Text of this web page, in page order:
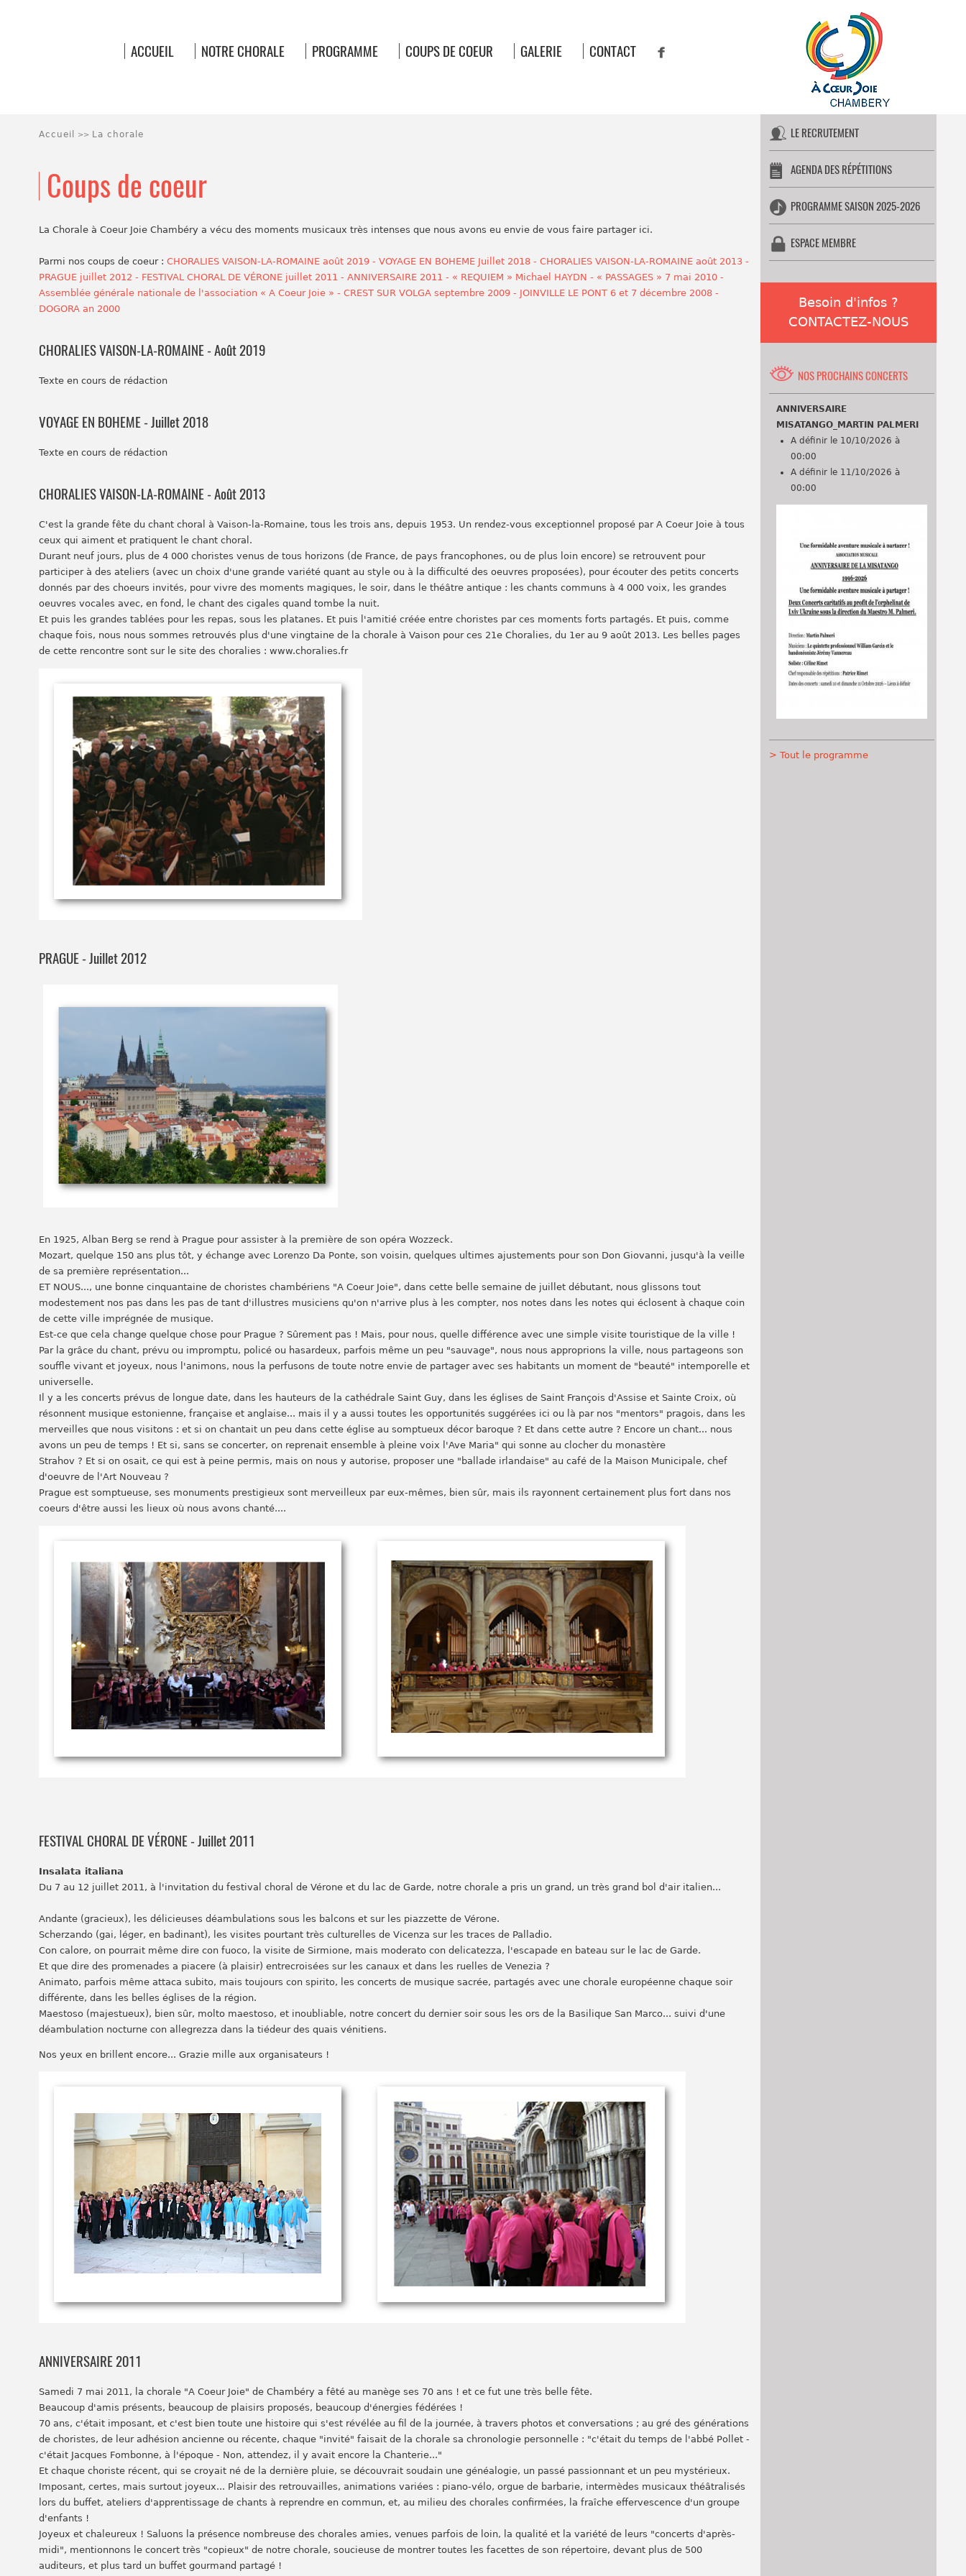
ACCUEIL NOTRE CHORALE PROGRAMME COUPS DE COEUR GALERIE CONTACT
Accueil >> La chorale
Coups de coeur
La Chorale à Coeur Joie Chambéry a vécu des moments musicaux très intenses que nous avons eu envie de vous faire partager ici.
Parmi nos coups de coeur :CHORALIES VAISON-LA-ROMAINE août 2019 - VOYAGE EN BOHEME Juillet 2018 - CHORALIES VAISON-LA-ROMAINE août 2013 -
PRAGUE juillet 2012 - FESTIVAL CHORAL DE VÉRONE juillet 2011 - ANNIVERSAIRE 2011 - « REQUIEM » Michael HAYDN - « PASSAGES » 7 mai 2010 -
Assemblée générale nationale de l'association « A Coeur Joie » - CREST SUR VOLGA septembre 2009 - JOINVILLE LE PONT 6 et 7 décembre 2008 -
DOGORA an 2000
CHORALIES VAISON-LA-ROMAINE - Août 2019
Texte en cours de rédaction
VOYAGE EN BOHEME - Juillet 2018
Texte en cours de rédaction
CHORALIES VAISON-LA-ROMAINE - Août 2013
C'est la grande fête du chant choral à Vaison-la-Romaine, tous les trois ans, depuis 1953. Un rendez-vous exceptionnel proposé par A Coeur Joie à tous
ceux qui aiment et pratiquent le chant choral.
Durant neuf jours, plus de 4 000 choristes venus de tous horizons (de France, de pays francophones, ou de plus loin encore) se retrouvent pour
participer à des ateliers (avec un choix d'une grande variété quant au style ou à la difficulté des oeuvres proposées), pour écouter des petits concerts
donnés par des choeurs invités, pour vivre des moments magiques, le soir, dans le théâtre antique : les chants communs à 4 000 voix, les grandes
oeuvres vocales avec, en fond, le chant des cigales quand tombe la nuit.
Et puis les grandes tablées pour les repas, sous les platanes. Et puis l'amitié créée entre choristes par ces moments forts partagés. Et puis, comme
chaque fois, nous nous sommes retrouvés plus d'une vingtaine de la chorale à Vaison pour ces 21e Choralies, du 1er au 9 août 2013. Les belles pages
de cette rencontre sont sur le site des choralies : www.choralies.fr
PRAGUE - Juillet 2012
En 1925, Alban Berg se rend à Prague pour assister à la première de son opéra Wozzeck.
Mozart, quelque 150 ans plus tôt, y échange avec Lorenzo Da Ponte, son voisin, quelques ultimes ajustements pour son Don Giovanni, jusqu'à la veille
de sa première représentation...
ET NOUS..., une bonne cinquantaine de choristes chambériens "A Coeur Joie", dans cette belle semaine de juillet débutant, nous glissons tout
modestement nos pas dans les pas de tant d'illustres musiciens qu'on n'arrive plus à les compter, nos notes dans les notes qui éclosent à chaque coin
de cette ville imprégnée de musique.
Est-ce que cela change quelque chose pour Prague ? Sûrement pas ! Mais, pour nous, quelle différence avec une simple visite touristique de la ville !
Par la grâce du chant, prévu ou impromptu, policé ou hasardeux, parfois même un peu "sauvage", nous nous approprions la ville, nous partageons son
souffle vivant et joyeux, nous l'animons, nous la perfusons de toute notre envie de partager avec ses habitants un moment de "beauté" intemporelle et
universelle.
Il y a les concerts prévus de longue date, dans les hauteurs de la cathédrale Saint Guy, dans les églises de Saint François d'Assise et Sainte Croix, où
résonnent musique estonienne, française et anglaise... mais il y a aussi toutes les opportunités suggérées ici ou là par nos "mentors" pragois, dans les
merveilles que nous visitons : et si on chantait un peu dans cette église au somptueux décor baroque ? Et dans cette autre ? Encore un chant... nous
avons un peu de temps ! Et si, sans se concerter, on reprenait ensemble à pleine voix l'Ave Maria" qui sonne au clocher du monastère
Strahov ? Et si on osait, ce qui est à peine permis, mais on nous y autorise, proposer une "ballade irlandaise" au café de la Maison Municipale, chef
d'oeuvre de l'Art Nouveau ?
Prague est somptueuse, ses monuments prestigieux sont merveilleux par eux-mêmes, bien sûr, mais ils rayonnent certainement plus fort dans nos
coeurs d'être aussi les lieux où nous avons chanté....
FESTIVAL CHORAL DE VÉRONE - Juillet 2011
Insalata italiana
Du 7 au 12 juillet 2011, à l'invitation du festival choral de Vérone et du lac de Garde, notre chorale a pris un grand, un très grand bol d'air italien...
Andante (gracieux), les délicieuses déambulations sous les balcons et sur les piazzette de Vérone.
Scherzando (gai, léger, en badinant), les visites pourtant très culturelles de Vicenza sur les traces de Palladio.
Con calore, on pourrait même dire con fuoco, la visite de Sirmione, mais moderato con delicatezza, l'escapade en bateau sur le lac de Garde.
Et que dire des promenades a piacere (à plaisir) entrecroisées sur les canaux et dans les ruelles de Venezia ?
Animato, parfois même attaca subito, mais toujours con spirito, les concerts de musique sacrée, partagés avec une chorale européenne chaque soir
différente, dans les belles églises de la région.
Maestoso (majestueux), bien sûr, molto maestoso, et inoubliable, notre concert du dernier soir sous les ors de la Basilique San Marco... suivi d'une
déambulation nocturne con allegrezza dans la tiédeur des quais vénitiens.
Nos yeux en brillent encore... Grazie mille aux organisateurs !
ANNIVERSAIRE 2011
Samedi 7 mai 2011, la chorale "A Coeur Joie" de Chambéry a fêté au manège ses 70 ans ! et ce fut une très belle fête.
Beaucoup d'amis présents, beaucoup de plaisirs proposés, beaucoup d'énergies fédérées !
70 ans, c'était imposant, et c'est bien toute une histoire qui s'est révélée au fil de la journée, à travers photos et conversations ; au gré des générations
de choristes, de leur adhésion ancienne ou récente, chaque "invité" faisait de la chorale sa chronologie personnelle : "c'était du temps de l'abbé Pollet -
c'était Jacques Fombonne, à l'époque - Non, attendez, il y avait encore la Chanterie..."
Et chaque choriste récent, qui se croyait né de la dernière pluie, se découvrait soudain une généalogie, un passé passionnant et un peu mystérieux.
Imposant, certes, mais surtout joyeux... Plaisir des retrouvailles, animations variées : piano-vélo, orgue de barbarie, intermèdes musicaux théâtralisés
lors du buffet, ateliers d'apprentissage de chants à reprendre en commun, et, au milieu des chorales confirmées, la fraîche effervescence d'un groupe
d'enfants !
Joyeux et chaleureux ! Saluons la présence nombreuse des chorales amies, venues parfois de loin, la qualité et la variété de leurs "concerts d'après-
midi", mentionnons le concert très "copieux" de notre chorale, soucieuse de montrer toutes les facettes de son répertoire, devant plus de 500
auditeurs, et plus tard un buffet gourmand partagé !
LE RECRUTEMENT
AGENDA DES RÉPÉTITIONS
PROGRAMME SAISON 2025-2026
ESPACE MEMBRE
Besoin d'infos ?
CONTACTEZ-NOUS
NOS PROCHAINS CONCERTS
ANNIVERSAIRE
MISATANGO_MARTIN PALMERI
A définir le 10/10/2026 à
00:00
A définir le 11/10/2026 à
00:00
> Tout le programme